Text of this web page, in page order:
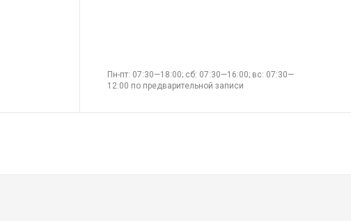
Пн-пт: 07:30—18:00; сб: 07:30—16:00; вс: 07:30—
12:00 по предварительной записи